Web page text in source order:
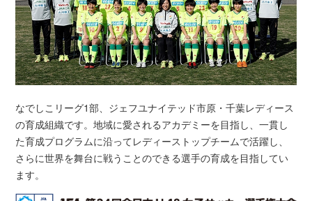
なでしこリーグ1部、ジェフユナイテッド市原・千葉レディース
の育成組織です。地域に愛されるアカデミーを目指し、一貫し
た育成プログラムに沿ってレディーストップチームで活躍し、
さらに世界を舞台に戦うことのできる選手の育成を目指してい
ます。